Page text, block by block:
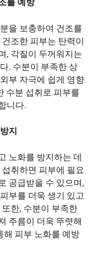
을 보충하여 건조를
조한 피부는 탄력이
, 각질이 두꺼워지는
. 수분이 부족한 상
부 자극에 쉽게 영향
수분 섭취로 피부를
니다.
지
노화를 방지하는 데
취하면 피부에 필요
공급받을 수 있으며,
부를 더욱 생기 있고
한, 수분이 부족한
주름이 더욱 뚜렷해
해 피부 노화를 예방